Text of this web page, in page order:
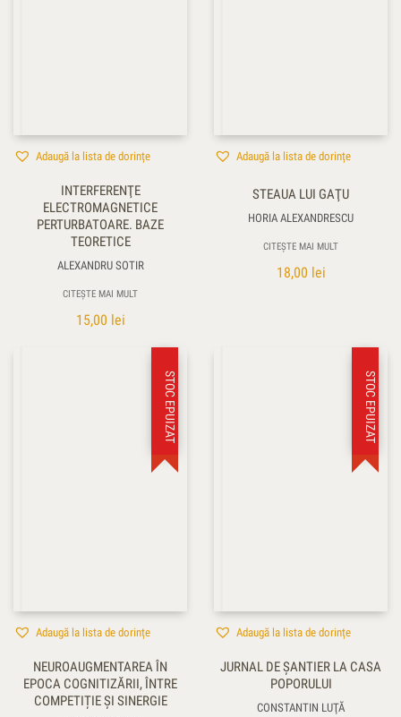
Adaugă la lista de dorințe
INTERFERENŢE
ELECTROMAGNETICE
PERTURBATOARE. BAZE
TEORETICE
ALEXANDRU SOTIR
CITEȘTE MAI MULT
15,00 lei
Adaugă la lista de dorințe
STEAUA LUI GAŢU
HORIA ALEXANDRESCU
CITEȘTE MAI MULT
18,00 lei
STOC EPUIZAT
Adaugă la lista de dorințe
NEUROAUGMENTAREA ÎN
EPOCA COGNITIZĂRII, ÎNTRE
COMPETIȚIE ȘI SINERGIE
STOC EPUIZAT
Adaugă la lista de dorințe
JURNAL DE ŞANTIER LA CASA
POPORULUI
CONSTANTIN LUŢĂ